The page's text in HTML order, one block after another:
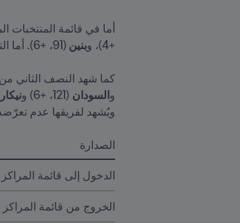
أما في قائمة المنتخبات
+4)، و
بنين (91، +6). أما التقدّم الأكبر، فكان من نصيب
كما شهد النصف الثاني من
و السودان (121، +6) و
ويُشهد لفريقها عدم
الصدارة
الدخول إلى قائمة
الخروج من قائمة المراكز